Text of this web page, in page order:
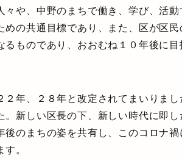
や、中野のまちで働き、学び、活動
の共通目標であり、また、区が区民
ものであり、おおむね１０年後に目
年、２８年と改定されてまいりまし
新しい区長の下、新しい時代に即し
のまちの姿を共有し、このコロナ禍
。